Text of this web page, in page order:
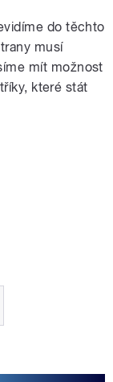
do těchto
musí
mít možnost
které stát